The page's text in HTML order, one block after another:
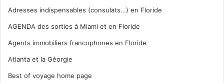
Adresses indispensables (consulats…) en Floride
AGENDA des sorties à Miami et en Floride
Agents immobiliers francophones en Floride
Atlanta et la Géorgie
Best of voyage home page